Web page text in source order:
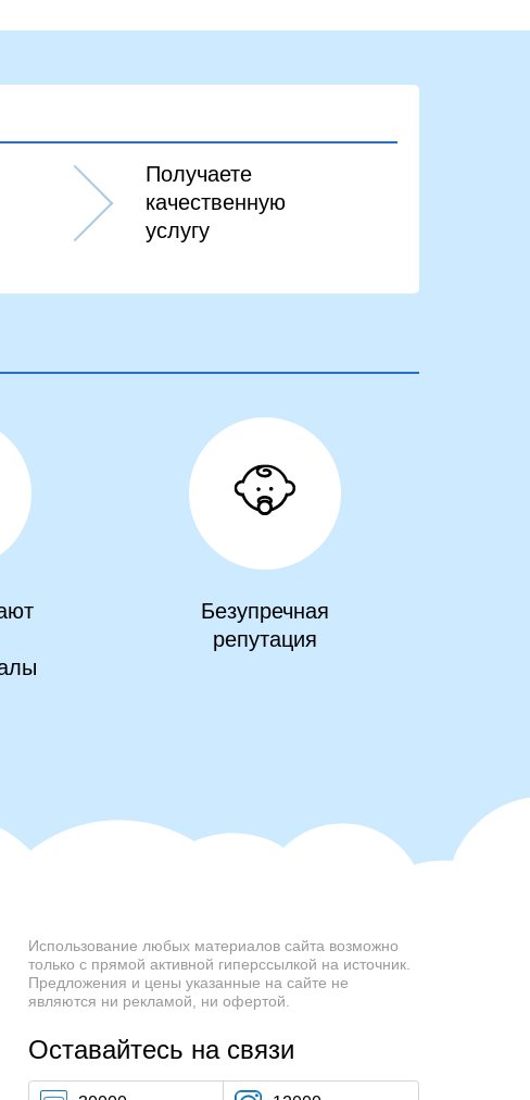
Получаете
качественную
услугу
Безупречная
репутация
Использование любых материалов сайта возможно
только с прямой активной гиперссылкой на источник.
Предложения и цены указанные на сайте не
являются ни рекламой, ни офертой.
Оставайтесь на связи